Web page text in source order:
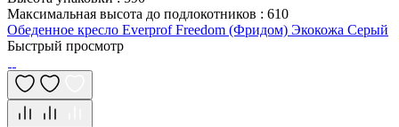
Максимальная высота до подлокотников : 610
Обеденное кресло Everprof Freedom (Фридом) Экокожа Серый
Быстрый просмотр